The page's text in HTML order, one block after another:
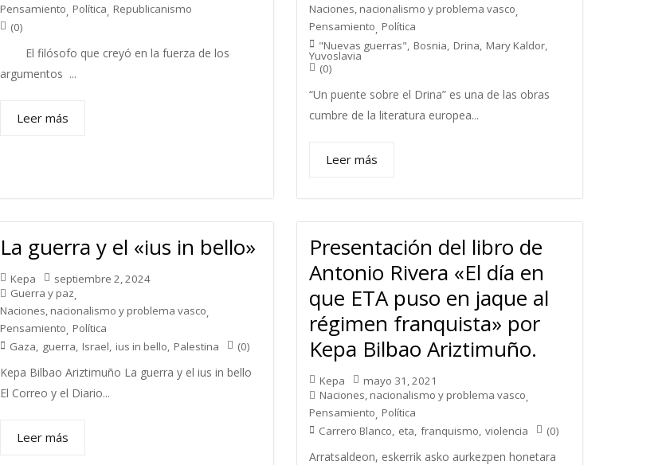
Pensamiento Política Republicanismo
(0)
El filósofo que creyó en la fuerza de los
argumentos ...
Leer más
Naciones, nacionalismo y problema vasco
Pensamiento Política
"Nuevas guerras" Bosnia Drina Mary Kaldor
Yuvoslavia
(0)
“Un puente sobre el Drina” es una de las obras
cumbre de la literatura europea...
Leer más
La guerra y el «ius in bello»
Kepa
septiembre 2, 2024
Guerra y paz,
Naciones, nacionalismo y problema vasco,
Pensamiento, Política
Gaza, guerra, Israel, ius in bello, Palestina (0)
Kepa Bilbao Ariztimuño La guerra y el ius in bello
El Correo y el Diario...
Leer más
Presentación del libro de
Antonio Rivera «El día en
que ETA puso en jaque al
régimen franquista» por
Kepa Bilbao Ariztimuño.
Kepa
mayo 31, 2021
Naciones, nacionalismo y problema vasco,
Pensamiento, Política
Carrero Blanco, eta, franquismo, violencia (0)
Arratsaldeon, eskerrik asko aurkezpen honetara